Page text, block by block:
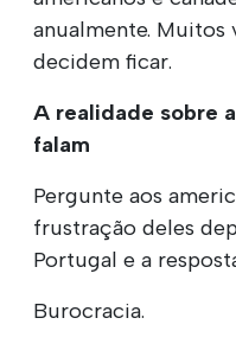
anualmente. Muitos
decidem ficar.
A realidade sobre
falam
Pergunte aos
frustração deles
Portugal e a
Burocracia.